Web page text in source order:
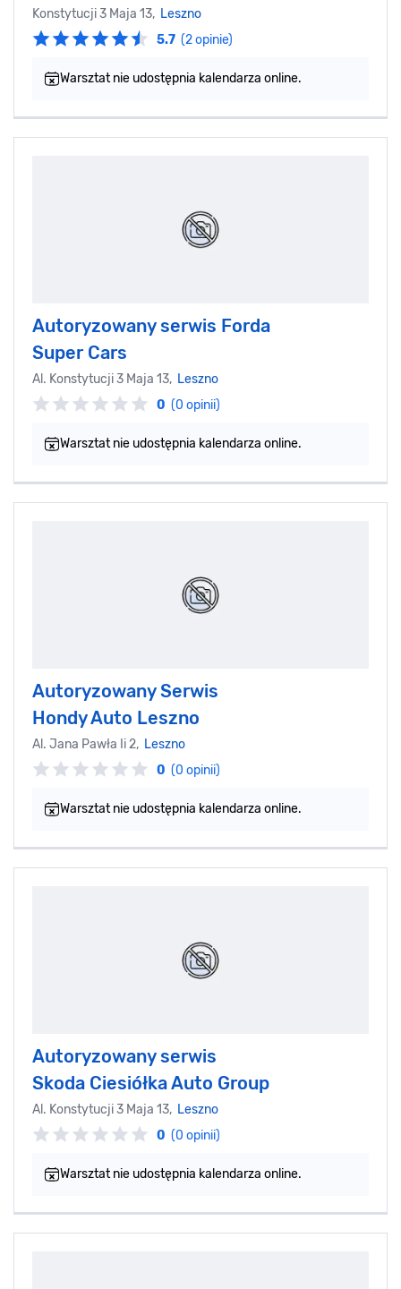
Konstytucji 3 Maja 13, Leszno
5.7 (2 opinie)
Warsztat nie udostępnia kalendarza online.
Autoryzowany serwis Forda
Super Cars
Al. Konstytucji 3 Maja 13, Leszno
0 (0 opinii)
Warsztat nie udostępnia kalendarza online.
Autoryzowany Serwis
Hondy Auto Leszno
Al. Jana Pawła Ii 2, Leszno
0 (0 opinii)
Warsztat nie udostępnia kalendarza online.
Autoryzowany serwis
Skoda Ciesiółka Auto Group
Al. Konstytucji 3 Maja 13, Leszno
0 (0 opinii)
Warsztat nie udostępnia kalendarza online.